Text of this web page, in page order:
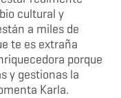
cultural y
a miles de
te es extraña
porque
y gestionas la
Karla.